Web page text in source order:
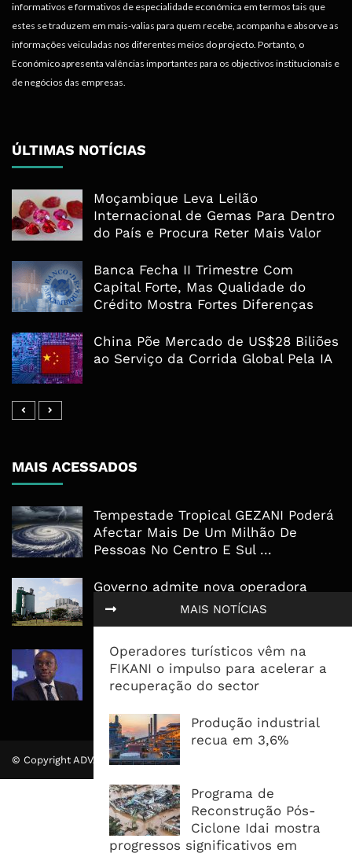
MAIS NOTÍCIAS
Operadores turísticos vêm na
FIKANI o impulso para acelerar a
recuperação do sector
Produção industrial
recua em 3,6%
Programa de
Reconstrução Pós-
Ciclone Idai mostra
progressos significativos em
informativos e formativos de especialidade económica em termos tais que
estes se traduzem em mais-valias para quem recebe, acompanha e absorve as
informações veiculadas nos diferentes meios do projecto. Portanto, o
Económico apresenta valências importantes para os objectivos institucionais e
de negócios das empresas.
ÚLTIMAS NOTÍCIAS
Moçambique Leva Leilão
Internacional de Gemas Para Dentro
do País e Procura Reter Mais Valor
Banca Fecha II Trimestre Com
Capital Forte, Mas Qualidade do
Crédito Mostra Fortes Diferenças
China Põe Mercado de US$28 Biliões
ao Serviço da Corrida Global Pela IA
MAIS ACESSADOS
Tempestade Tropical GEZANI Poderá
Afectar Mais De Um Milhão De
Pessoas No Centro E Sul ...
Governo admite nova operadora
para a Mozal após suspensão das
CEO do Standard Bank pede ao
Governo que “saia do caminho” e
facilite os negócios
© Copyright ADVALUE. Todos Direitos Reservados.